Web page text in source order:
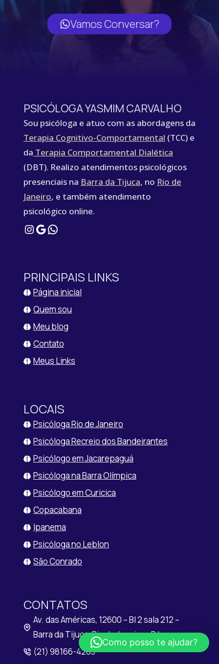
Vamos Conversar?
PSICÓLOGA YASMIM CARVALHO
Sou psicóloga e atuo com as abordagens da
Terapia Cognitivo-Comportamental (TCC) e
da Terapia Comportamental Dialética
(DBT). Realizo atendimentos psicológicos
presenciais na Barra da Tijuca, no Rio de
Janeiro, e também atendimento
psicológico online.
Instagram
Google
WhatsApp
PRINCIPAIS LINKS
Página inicial
Quem sou
Meu blog
Contato
Meus Links
LOCAIS
Psicóloga Rio de Janeiro
Psicóloga Recreio dos Bandeirantes
Psicólogo em Jacarepaguá
Psicóloga na Barra Olímpica
Psicólogo em Curicica
Copacabana
Ipanema
Psicóloga no Leblon
São Conrado
CONTATOS
Av. das Américas, 12600 – Bl 2 sala 212 –
Barra da Tijuca, Rio de Janeiro – RJ
(21) 98166-4283
Como posso te ajudar?